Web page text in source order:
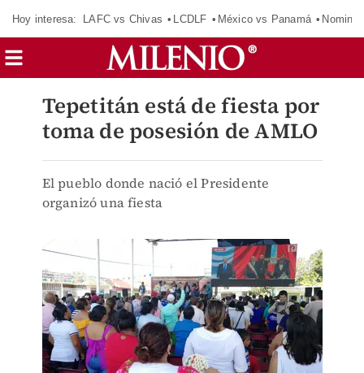
Hoy interesa: LAFC vs Chivas LCDLF México vs Panamá
Tepetitán está de fiesta por
toma de posesión de AMLO
El pueblo donde nació el Presidente
organizó una fiesta